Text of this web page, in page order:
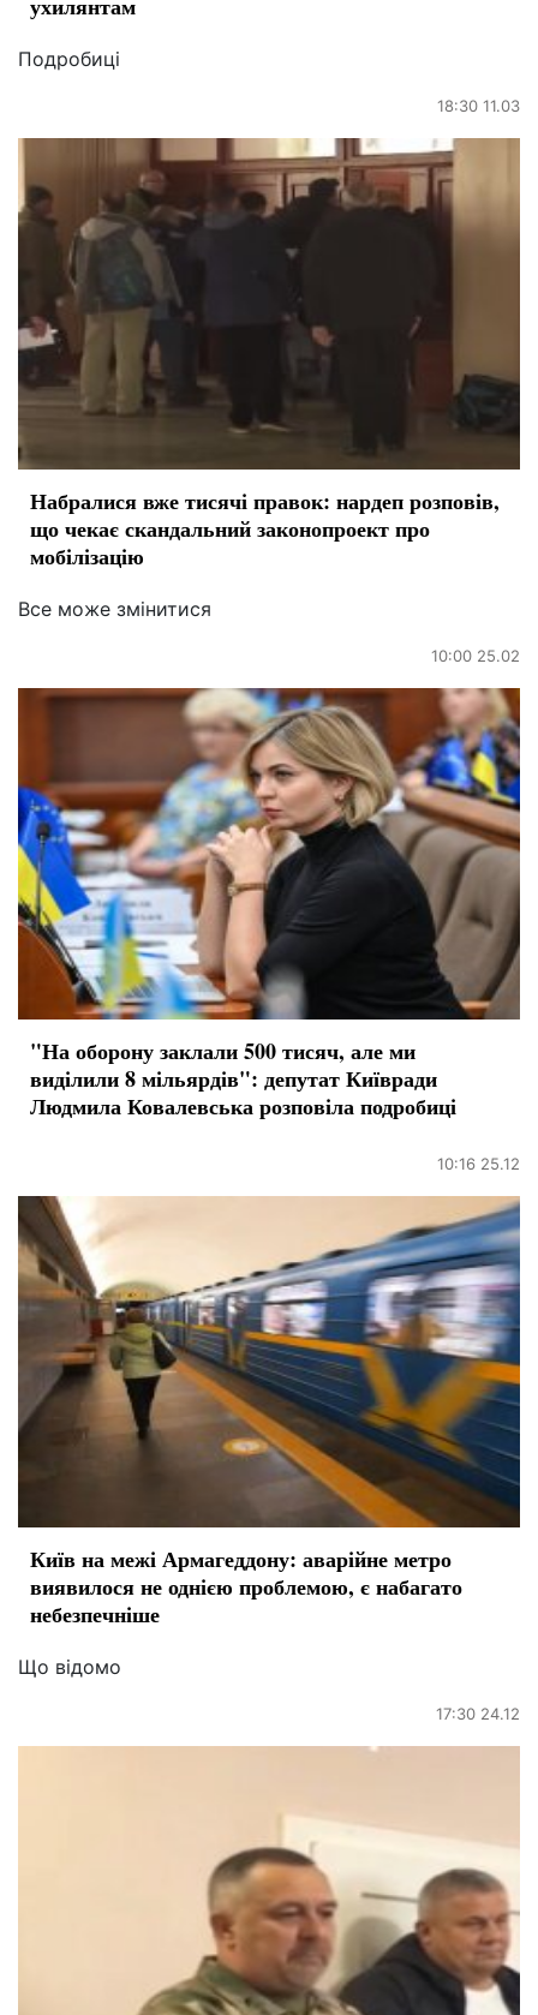
ухилянтам
Подробиці
18:30 11.03
Набралися вже тисячі правок: нардеп розповів,
що чекає скандальний законопроект про
мобілізацію
Все може змінитися
10:00 25.02
"На оборону заклали 500 тисяч, але ми
виділили 8 мільярдів": депутат Київради
Людмила Ковалевська розповіла подробиці
10:16 25.12
Київ на межі Армагеддону: аварійне метро
виявилося не однією проблемою, є набагато
небезпечніше
Що відомо
17:30 24.12